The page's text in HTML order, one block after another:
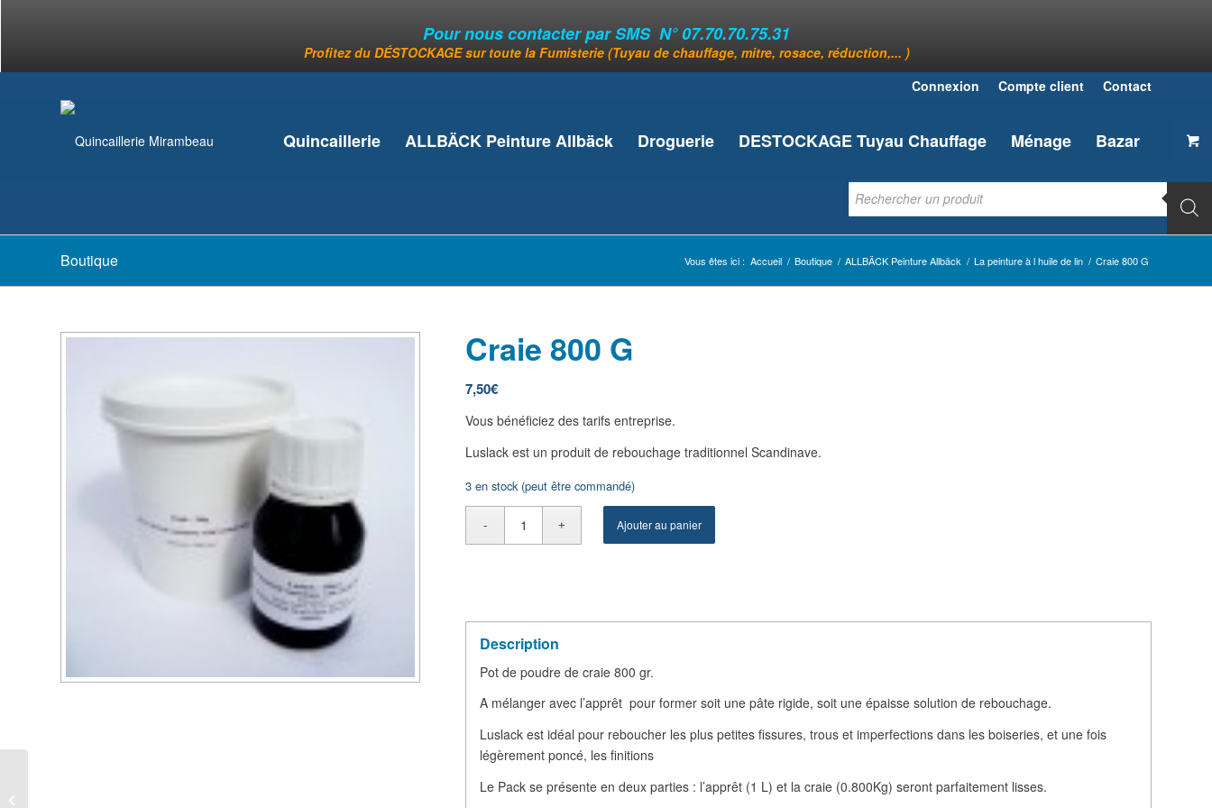
Pour nous contacter par SMS N° 07.70.70.75.31
Profitez du DÉSTOCKAGE sur toute la Fumisterie (Tuyau de chauffage, mitre, rosace, réduction,... )
Connexion
Compte client Contact
Quincaillerie ALLBÄCK Peinture Allbäck Droguerie DESTOCKAGE Tuyau Chauffage Ménage Bazar
Boutique Vous êtes ici : Accueil / Boutique / ALLBÄCK Peinture Allbäck / La peinture à l huile de lin / Craie 800 G
Craie 800 G
7,50€
Vous bénéficiez des tarifs entreprise.
Luslack est un produit de rebouchage traditionnel Scandinave.
3 en stock (peut être commandé)
Ajouter au panier
Description
Pot de poudre de craie 800 gr.
A mélanger avec l’apprêt pour former soit une pâte rigide, soit une épaisse solution de rebouchage.
Luslack est idéal pour reboucher les plus petites fissures, trous et imperfections dans les boiseries, et une fois
légèrement poncé, les finitions
Le Pack se présente en deux parties : l’apprêt (1 L) et la craie (0.800Kg) seront parfaitement lisses.